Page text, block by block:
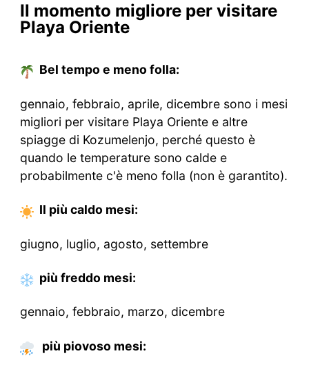
Il momento migliore per visitare
Playa Oriente
Bel tempo e meno folla:
gennaio, febbraio, aprile, dicembre sono i mesi
migliori per visitare Playa Oriente e altre
spiagge di Kozumelenjo, perché questo è
quando le temperature sono calde e
probabilmente c'è meno folla (non è garantito).
Il più caldo mesi:
giugno, luglio, agosto, settembre
più freddo mesi:
gennaio, febbraio, marzo, dicembre
più piovoso mesi: